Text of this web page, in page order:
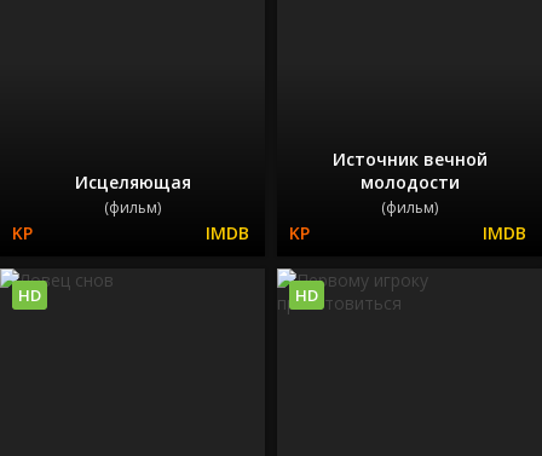
Исцеляющая
(фильм)
Источник вечной
молодости
(фильм)
HD HD